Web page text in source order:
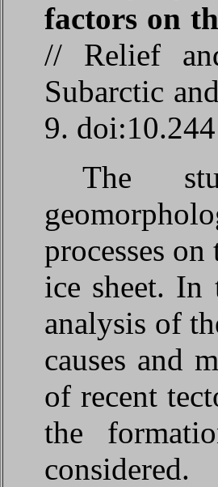
factors on
// Relief
Subarctic
9.
The
processes
ice sheet. In
analysis of
causes and
of recent
the
considered.